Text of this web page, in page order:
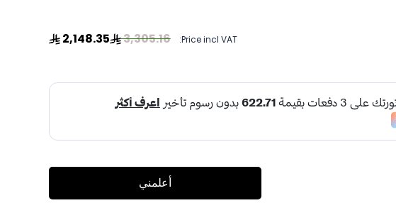
Price incl VAT:
3,305.16
2,148.35
أعلمني